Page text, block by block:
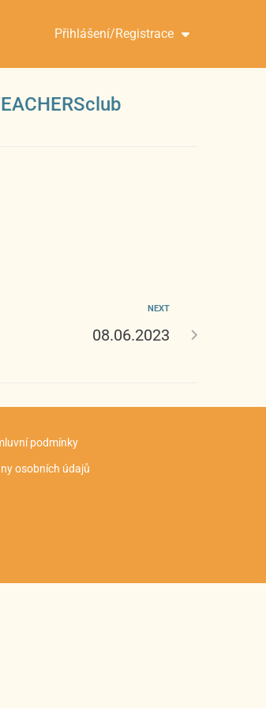
Přihlášení/Registrace
NEXT
08.06.2023
podmínky
osobních údajů